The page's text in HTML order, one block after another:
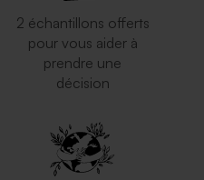
2 échantillons offerts
pour vous aider à
prendre une
décision